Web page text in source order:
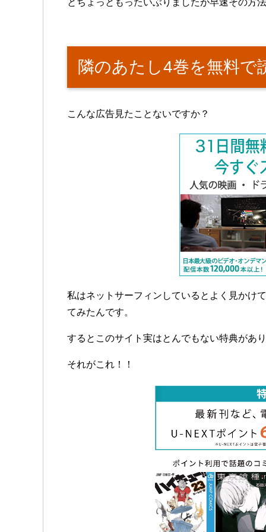
とちょっともったいぶりましたが早速その方
隣のあたし4巻を無料で
こんな広告見たことないですか？
私はネットサーフィンしているとよく見かけ
てみたんです。
するとこのサイト実はとんでもない特典があ
それがこれ！！